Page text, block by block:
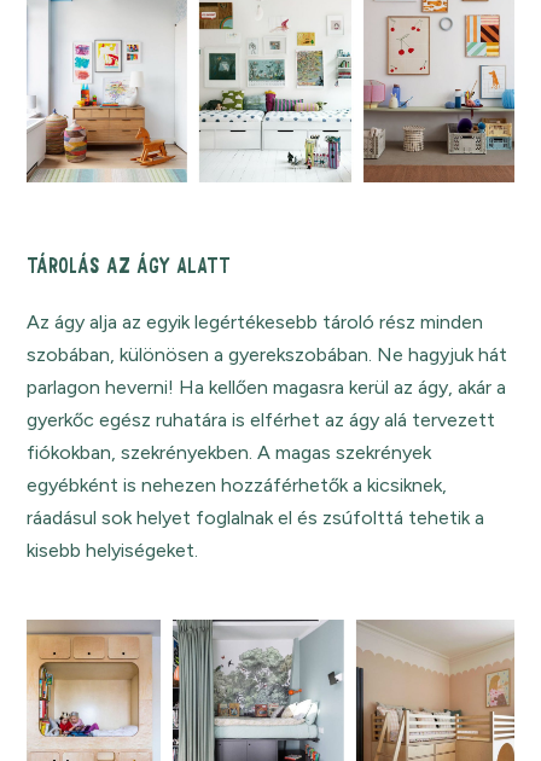
TÁROLÁS AZ ÁGY ALATT
Az ágy alja az egyik legértékesebb tároló rész minden
szobában, különösen a gyerekszobában. Ne hagyjuk hát
parlagon heverni! Ha kellően magasra kerül az ágy, akár a
gyerkőc egész ruhatára is elférhet az ágy alá tervezett
fiókokban, szekrényekben. A magas szekrények
egyébként is nehezen hozzáférhetők a kicsiknek,
ráadásul sok helyet foglalnak el és zsúfolttá tehetik a
kisebb helyiségeket.